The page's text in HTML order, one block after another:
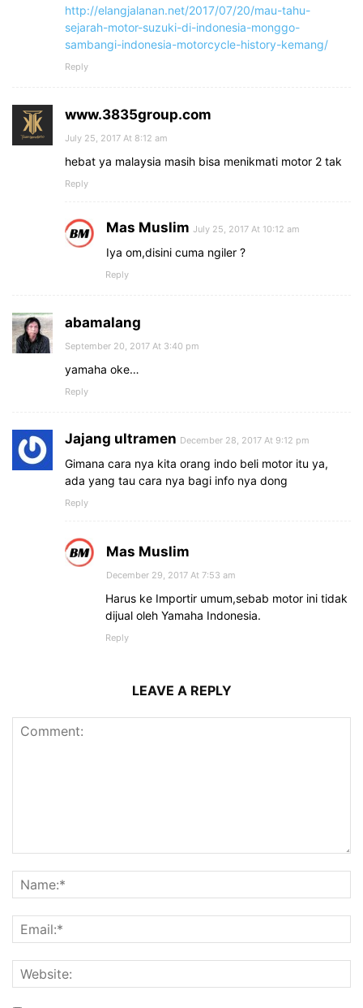
http://elangjalanan.net/2017/07/20/mau-tahu-
sejarah-motor-suzuki-di-indonesia-monggo-
sambangi-indonesia-motorcycle-history-kemang/
Reply
www.3835group.com
July 25, 2017 At 8:12 am
hebat ya malaysia masih bisa menikmati motor 2 tak
Reply
Mas Muslim July 25, 2017 At 10:12 am
Iya om,disini cuma ngiler ?
Reply
abamalang
September 20, 2017 At 3:40 pm
yamaha oke…
Reply
Jajang ultramen December 28, 2017 At 9:12 pm
Gimana cara nya kita orang indo beli motor itu ya,
ada yang tau cara nya bagi info nya dong
Reply
Mas Muslim
December 29, 2017 At 7:53 am
Harus ke Importir umum,sebab motor ini tidak
dijual oleh Yamaha Indonesia.
Reply
LEAVE A REPLY